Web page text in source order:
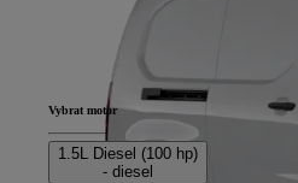
Vybrat motor
1.5L Diesel (100 hp)
- diesel